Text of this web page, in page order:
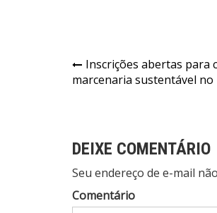
Navegação
de
Inscrições abertas para
marcenaria sustentável no
DEIXE COMENTÁRIO
Seu endereço de e-mail
Comentário